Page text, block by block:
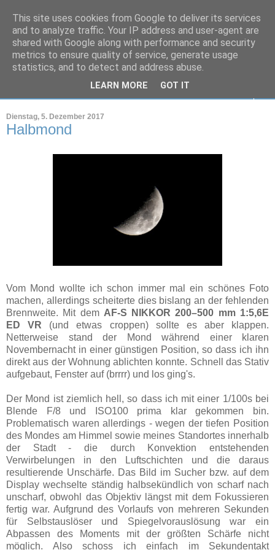
Markus Peters
Wohin nur mit all den Bildern?
Dienstag, 5. Dezember 2017
Halbmond
Vom Mond wollte ich schon immer mal ein schönes Foto
machen, allerdings scheiterte dies bislang an der fehlenden
Brennweite. Mit dem AF-S NIKKOR 200–500 mm 1:5,6E
ED VR (und etwas croppen) sollte es aber klappen.
Netterweise stand der Mond während einer klaren
Novembernacht in einer günstigen Position, so dass ich ihn
direkt aus der Wohnung ablichten konnte. Schnell das Stativ
aufgebaut, Fenster auf (brrrr) und los ging's.
Der Mond ist ziemlich hell, so dass ich mit einer 1/100s bei
Blende F/8 und ISO100 prima klar gekommen bin.
Problematisch waren allerdings - wegen der tiefen Position
des Mondes am Himmel sowie meines Standortes innerhalb
der Stadt - die durch Konvektion entstehenden
Verwirbelungen in den Luftschichten und die daraus
resultierende Unschärfe. Das Bild im Sucher bzw. auf dem
Display wechselte ständig halbsekündlich von scharf nach
unscharf, obwohl das Objektiv längst mit dem Fokussieren
fertig war. Aufgrund des Vorlaufs von mehreren Sekunden
für Selbstauslöser und Spiegelvorauslösung war ein
Abpassen des Moments mit der größten Schärfe nicht
möglich. Also schoss ich einfach im Sekundentakt
This site uses cookies from Google to deliver its services
and to analyze traffic. Your IP address and user-agent are
shared with Google along with performance and security
metrics to ensure quality of service, generate usage
statistics, and to detect and address abuse.
LEARN MORE GOT IT